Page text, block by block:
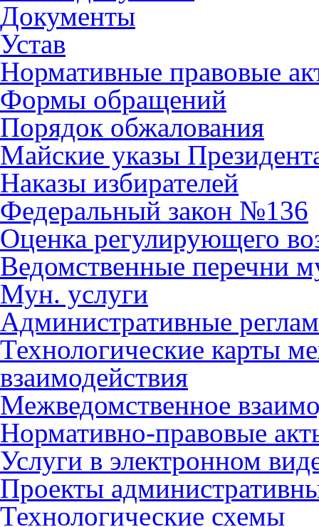
Документы
Устав
Нормативные правовые
Формы обращений
Порядок обжалования
Майские указы
Наказы избирателей
Федеральный закон №136
Оценка регулирующего
Ведомственные перечни
Мун. услуги
Административные
Технологические карты
взаимодействия
Межведомственное
Нормативно-правовые
Услуги в электронном
Проекты
Технологические схемы